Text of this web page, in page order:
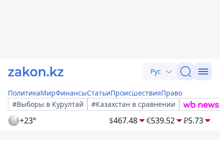
Рус
ПолитикаМирФинансыСтатьиПроисшествияПраво
#Выборы в Курултай
#Казахстан в сравнении
+23° $467.48 €539.52 ₽5.73